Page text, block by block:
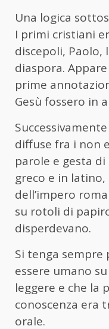
Una logica
I primi cristiani
discepoli, Paolo,
diaspora.
prime
Gesù fossero in
diffuse fra i non
parole e gesta
greco e in
dell’impero
su rotoli di
disperdevano.
Si tenga sempre
essere umano
leggere e che la
conoscenza era
orale.